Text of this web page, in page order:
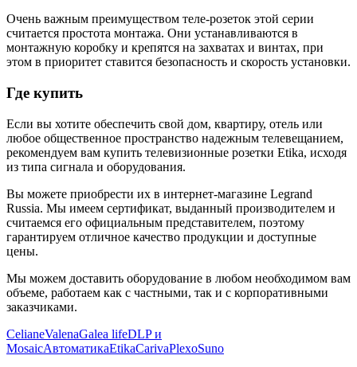
Очень важным преимуществом теле-розеток этой серии
считается простота монтажа. Они устанавливаются в
монтажную коробку и крепятся на захватах и винтах, при
этом в приоритет ставится безопасность и скорость установки.
Где купить
Если вы хотите обеспечить свой дом, квартиру, отель или
любое общественное пространство надежным телевещанием,
рекомендуем вам купить телевизионные розетки Etika, исходя
из типа сигнала и оборудования.
Вы можете приобрести их в интернет-магазине Legrand
Russia. Мы имеем сертификат, выданный производителем и
считаемся его официальным представителем, поэтому
гарантируем отличное качество продукции и доступные
цены.
Мы можем доставить оборудование в любом необходимом вам
объеме, работаем как с частными, так и с корпоративными
заказчиками.
CelianeValenaGalea lifeDLP и
MosaicАвтоматикаEtikaCarivaPlexoSuno